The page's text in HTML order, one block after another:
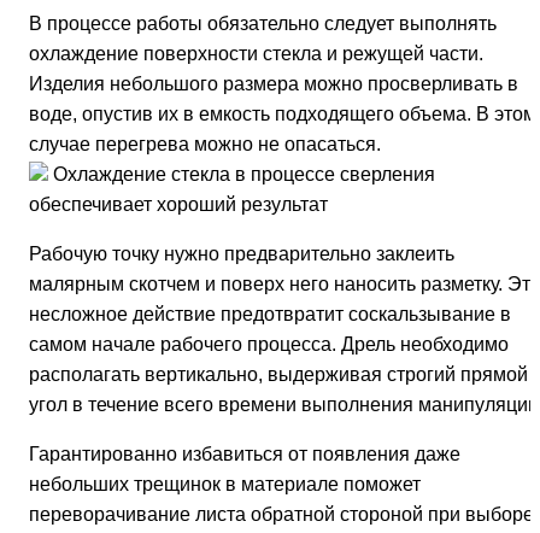
В процессе работы обязательно следует выполнять
охлаждение поверхности стекла и режущей части.
Изделия небольшого размера можно просверливать в
воде, опустив их в емкость подходящего объема. В этом
случае перегрева можно не опасаться.
Охлаждение стекла в процессе сверления
обеспечивает хороший результат
Рабочую точку нужно предварительно заклеить
малярным скотчем и поверх него наносить разметку. Это
несложное действие предотвратит соскальзывание в
самом начале рабочего процесса. Дрель необходимо
располагать вертикально, выдерживая строгий прямой
угол в течение всего времени выполнения
Гарантированно избавиться от появления даже
небольших трещинок в материале поможет
переворачивание листа обратной стороной при выборе